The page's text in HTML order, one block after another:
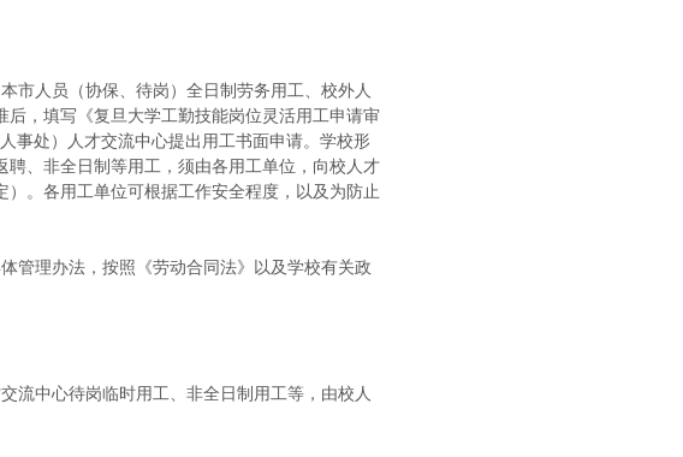
市人员（协保、待岗）全日制劳务用工、校外人
，填写《复旦大学工勤技能岗位灵活用工申请审
事处）人才交流中心提出用工书面申请。学校形
、非全日制等用工，须由各用工单位，向校人才
。各用工单位可根据工作安全程度，以及为防止
管理办法，按照《劳动合同法》以及学校有关政
流中心待岗临时用工、非全日制用工等，由校人